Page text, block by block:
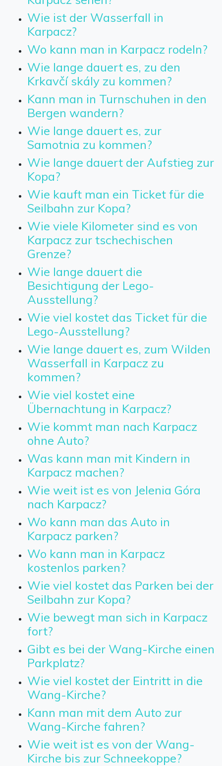
Wie ist der Wasserfall in
Karpacz?
Wo kann man in Karpacz rodeln?
Wie lange dauert es, zu den
Krkavčí skály zu kommen?
Kann man in Turnschuhen in den
Bergen wandern?
Wie lange dauert es, zur
Samotnia zu kommen?
Wie lange dauert der Aufstieg zur
Kopa?
Wie kauft man ein Ticket für die
Seilbahn zur Kopa?
Wie viele Kilometer sind es von
Karpacz zur tschechischen
Grenze?
Wie lange dauert die
Besichtigung der Lego-
Ausstellung?
Wie viel kostet das Ticket für die
Lego-Ausstellung?
Wie lange dauert es, zum Wilden
Wasserfall in Karpacz zu
kommen?
Wie viel kostet eine
Übernachtung in Karpacz?
Wie kommt man nach Karpacz
ohne Auto?
Was kann man mit Kindern in
Karpacz machen?
Wie weit ist es von Jelenia Góra
nach Karpacz?
Wo kann man das Auto in
Karpacz parken?
Wo kann man in Karpacz
kostenlos parken?
Wie viel kostet das Parken bei der
Seilbahn zur Kopa?
Wie bewegt man sich in Karpacz
fort?
Gibt es bei der Wang-Kirche einen
Parkplatz?
Wie viel kostet der Eintritt in die
Wang-Kirche?
Kann man mit dem Auto zur
Wang-Kirche fahren?
Wie weit ist es von der Wang-
Kirche bis zur Schneekoppe?